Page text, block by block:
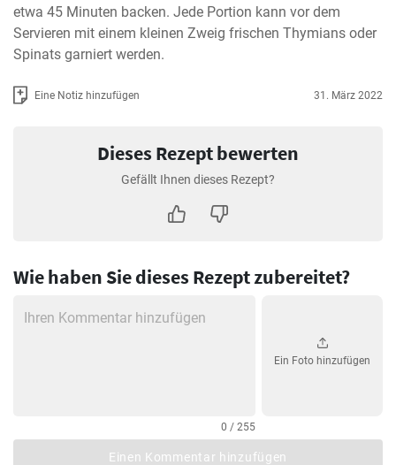
etwa 45 Minuten backen. Jede Portion kann vor dem
Servieren mit einem kleinen Zweig frischen Thymians oder
Spinats garniert werden.
Eine Notiz hinzufügen 31. März 2022
Dieses Rezept bewerten
Gefällt Ihnen dieses Rezept?
Wie haben Sie dieses Rezept zubereitet?
0 / 255
Ein Foto hinzufügen
Einen Kommentar hinzufügen